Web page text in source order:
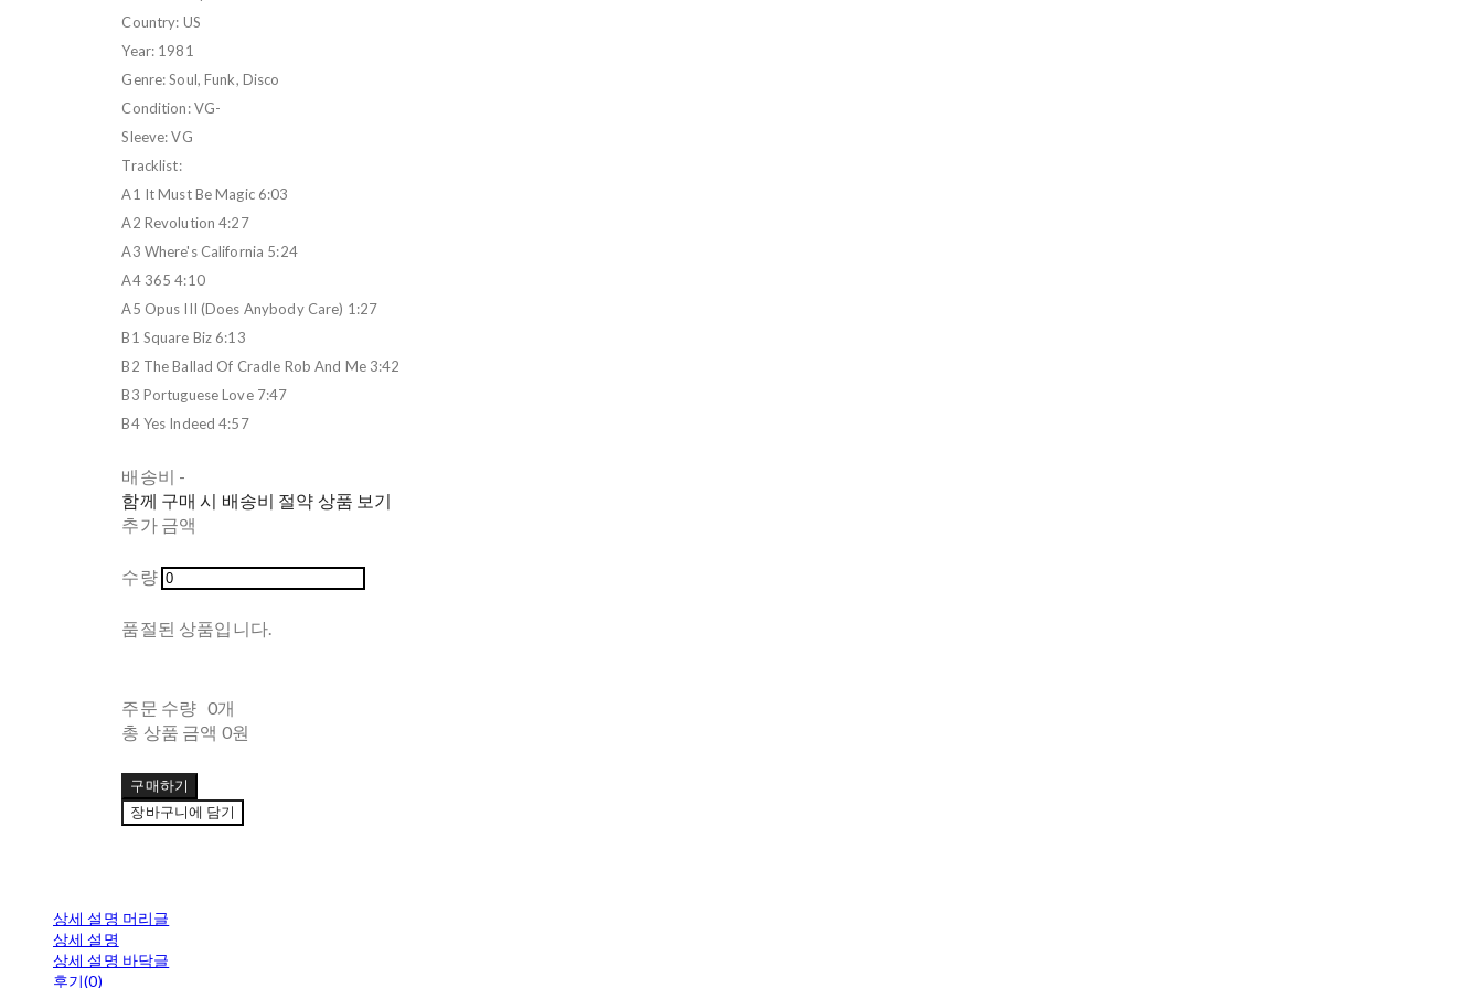
Country: US
Year: 1981
Genre: Soul, Funk, Disco
Condition: VG-
Sleeve: VG
Tracklist:
A1 It Must Be Magic 6:03
A2 Revolution 4:27
A3 Where's California 5:24
A4 365 4:10
A5 Opus III (Does Anybody Care) 1:27
B1 Square Biz 6:13
B2 The Ballad Of Cradle Rob And Me 3:42
B3 Portuguese Love 7:47
B4 Yes Indeed 4:57
배송비 -
함께 구매 시 배송비 절약 상품 보기
추가 금액
수량
품절된 상품입니다.
주문 수량 0개
총 상품 금액 0원
구매하기
장바구니에 담기
상세 설명 머리글
상세 설명
상세 설명 바닥글
후기(0)